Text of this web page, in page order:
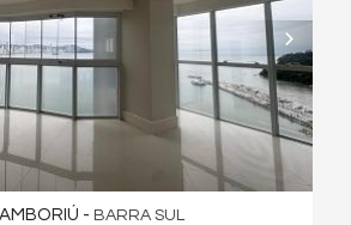
- BARRA SUL